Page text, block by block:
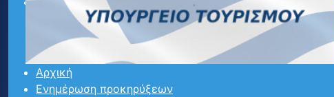
Αρχική
Ενημέρωση προκηρύξεων